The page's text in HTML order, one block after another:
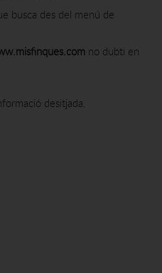
busca des del menú de
no dubti en
desitjada.